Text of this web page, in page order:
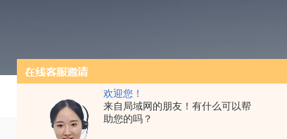
欢迎您！
来自局域网的朋友！有什么可以帮
助您的吗？